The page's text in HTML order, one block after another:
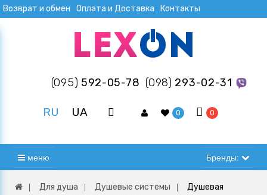
Возврат и обмен Оплата и Доставка Контакты
(095) 592-05-78 (098) 293-02-31
RU UA 0 0
меню Бренды:
Для душа Душевые системы
Душевая